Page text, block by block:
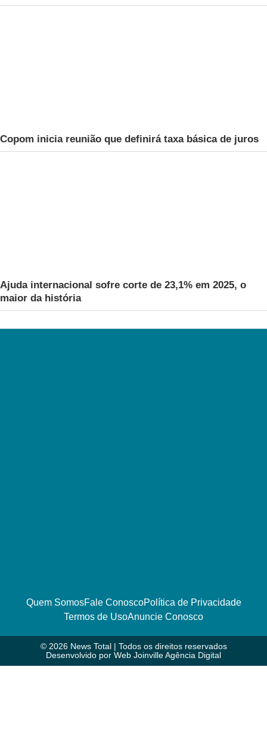
Copom inicia reunião que definirá taxa básica de juros
Ajuda internacional sofre corte de 23,1% em 2025, o
maior da história
Quem SomosFale ConoscoPolítica de Privacidade
Termos de UsoAnuncie Conosco
© 2026 News Total | Todos os direitos reservados
Desenvolvido por Web Joinville Agência Digital